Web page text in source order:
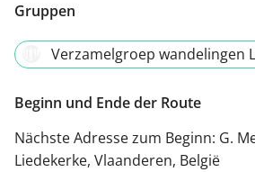
Gruppen
Verzamelgroep wandelingen
Beginn und Ende der Route
Nächste Adresse zum Beginn: G.
Liedekerke, Vlaanderen, België